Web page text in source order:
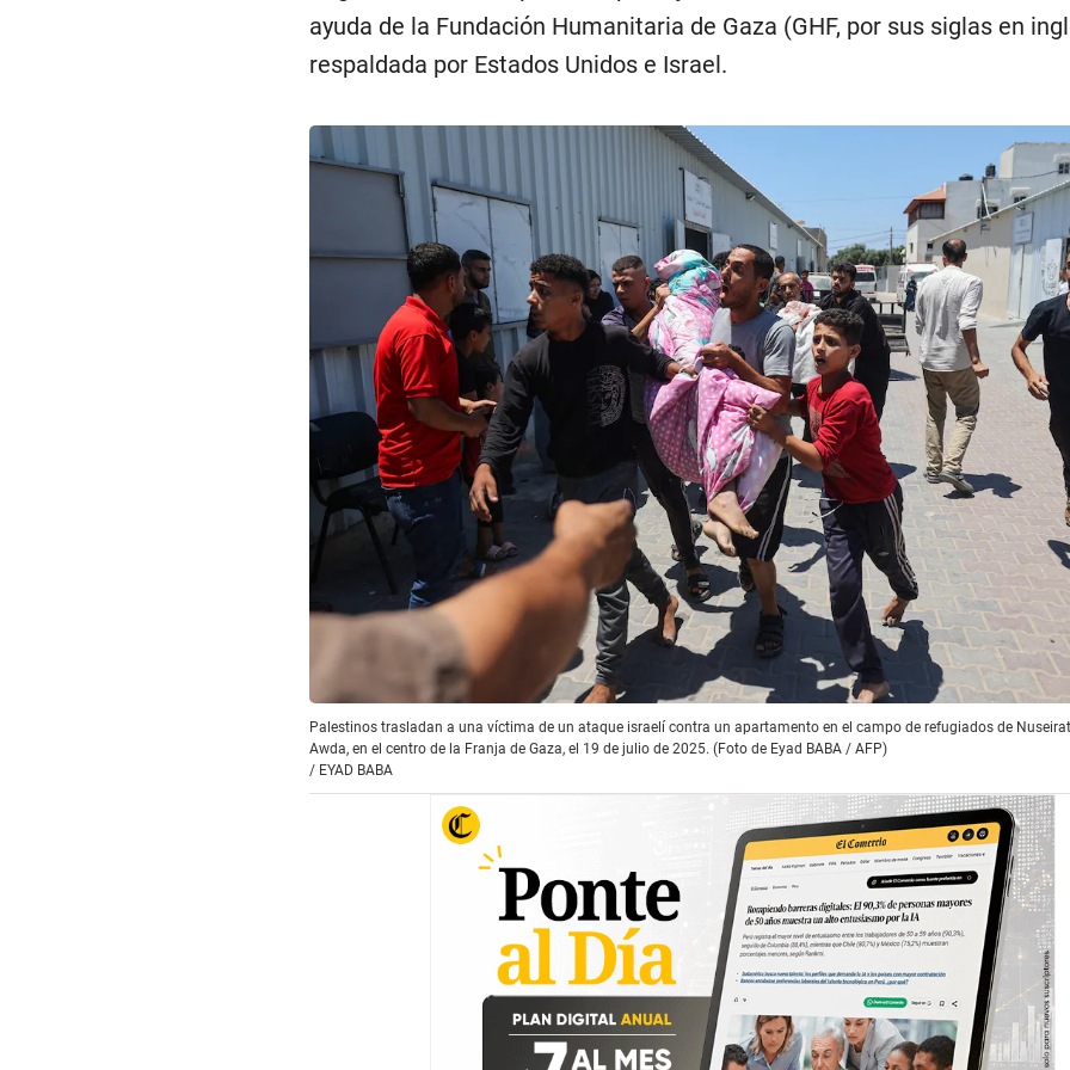
ayuda de la Fundación Humanitaria de Gaza (GHF, por sus siglas en
respaldada por Estados Unidos e Israel.
Palestinos trasladan a una víctima de un ataque israelí contra un apartamento en el campo de refugiados de
Awda, en el centro de la Franja de Gaza, el 19 de julio de 2025. (Foto de Eyad BABA / AFP)
/ EYAD BABA